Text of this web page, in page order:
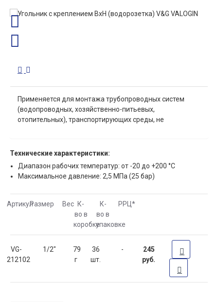
Применяется для монтажа трубопроводных систем
(водопроводных, хозяйственно-питьевых,
отопительных), транспортирующих среды, не
Технические характеристики:
Диапазон рабочих температур: от -20 до +200 °С
Максимальное давление: 2,5 МПа (25 бар)
АртикулРазмер Вес К-
во в
коробке
К-
во в
упаковке
РРЦ*
VG-
212102
1/2"
79
г
36
шт.
-
245
руб.